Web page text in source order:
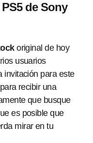
de Sony
original de hoy
usuarios
invitación para este
recibir una
que busque
es posible que
mirar en tu